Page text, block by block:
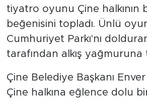
tiyatro oyunu Çine halkının
beğenisini topladı. Ünlü
Cumhuriyet Parkı'nı
tarafından alkış
Çine Belediye Başkanı
Çine halkına eğlence dolu